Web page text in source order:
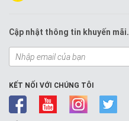
Cập nhật thông tin khuyến mãi.
KẾT NỐI VỚI CHÚNG TÔI